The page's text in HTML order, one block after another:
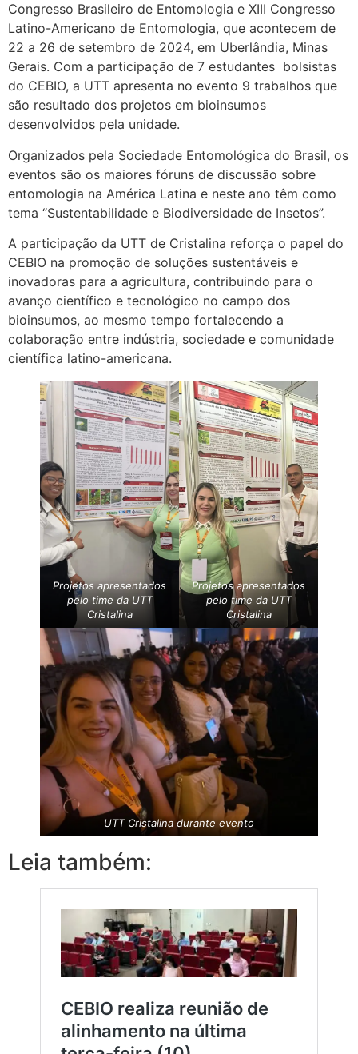
Congresso Brasileiro de Entomologia e XIII Congresso
Latino-Americano de Entomologia, que acontecem de
22 a 26 de setembro de 2024, em Uberlândia, Minas
Gerais. Com a participação de 7 estudantes bolsistas
do CEBIO, a UTT apresenta no evento 9 trabalhos que
são resultado dos projetos em bioinsumos
desenvolvidos pela unidade.
Organizados pela Sociedade Entomológica do Brasil, os
eventos são os maiores fóruns de discussão sobre
entomologia na América Latina e neste ano têm como
tema “Sustentabilidade e Biodiversidade de Insetos”.
A participação da UTT de Cristalina reforça o papel do
CEBIO na promoção de soluções sustentáveis e
inovadoras para a agricultura, contribuindo para o
avanço científico e tecnológico no campo dos
bioinsumos, ao mesmo tempo fortalecendo a
colaboração entre indústria, sociedade e comunidade
científica latino-americana.
Projetos apresentados
pelo time da UTT
Cristalina
Projetos apresentados
pelo time da UTT
Cristalina
UTT Cristalina durante evento
Leia também: